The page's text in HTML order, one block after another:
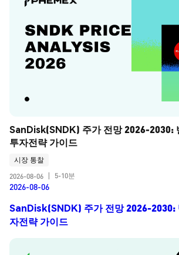
SanDisk(SNDK) 주가 전망 2026-2030:
투자전략 가이드
시장 통찰
2026-08-06
5-10분
2026-08-06
SanDisk(SNDK) 주가 전망 2026-2030:
자전략 가이드